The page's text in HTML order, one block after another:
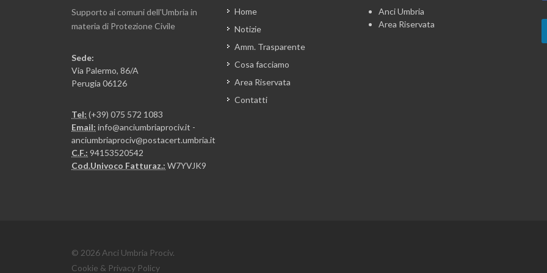
Supporto ai comuni dell'Umbria in
materia di Protezione Civile
Sede:
Via Palermo, 86/A
Perugia 06126
Tel: (+39) 075 572 1083
Email: info@anciumbriaprociv.it -
anciumbriaprociv@postacert.umbria.it
C.F.: 94153520542
Cod.Univoco Fatturaz.: W7YVJK9
Home
Notizie
Amm. Trasparente
Cosa facciamo
Area Riservata
Contatti
Anci Umbria
Area Riservata
© 2026 Anci Umbria Prociv.
Cookie & Privacy Policy